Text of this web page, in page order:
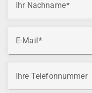
Ihr Nachname
E-Mail
Ihre Telefonnummer